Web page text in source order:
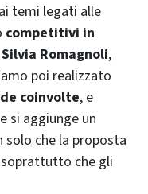
temi legati alle
competitivi in
Silvia Romagnoli,
poi realizzato
coinvolte, e
si aggiunge un
che la proposta
che gli